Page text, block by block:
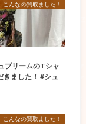
こんなの買取ました！
リームのTシャ
きました！ #シュ
こんなの買取ました！